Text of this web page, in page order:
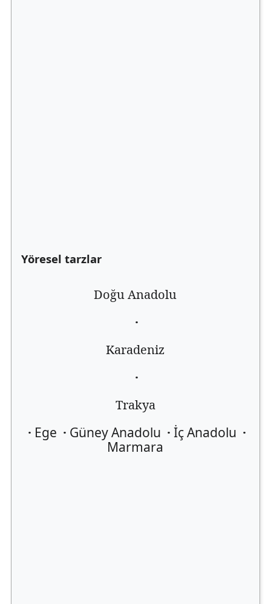
Yöresel tarzlar
Doğu Anadolu
·
Karadeniz
·
Trakya
· Ege · Güney Anadolu · İç Anadolu ·
Marmara